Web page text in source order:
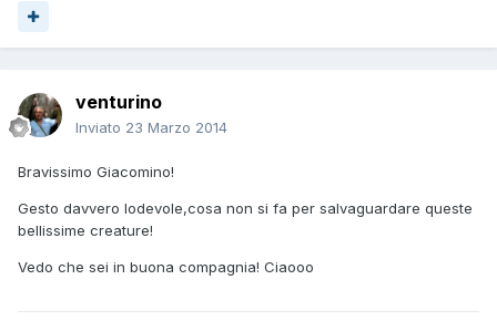
venturino
Inviato 23 Marzo 2014
Bravissimo Giacomino!
Gesto davvero lodevole,cosa non si fa per salvaguardare queste
bellissime creature!
Vedo che sei in buona compagnia! Ciaooo